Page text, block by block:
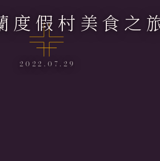
度假村美食之
2022.07.29